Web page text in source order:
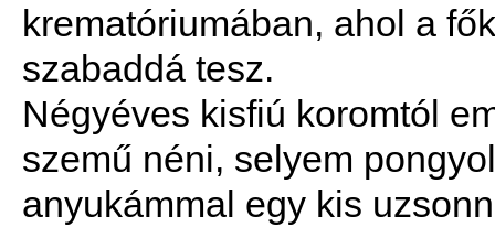
krematóriumában, ahol a
szabaddá tesz.
Négyéves kisfiú koromtól
szemű néni, selyem
anyukámmal egy kis